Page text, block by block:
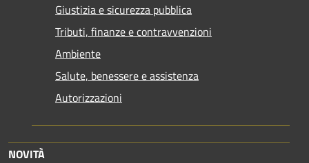
Giustizia e sicurezza pubblica
Tributi, finanze e contravvenzioni
Ambiente
Salute, benessere e assistenza
Autorizzazioni
NOVITÀ